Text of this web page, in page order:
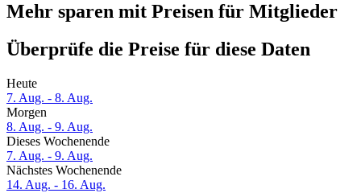
Mehr sparen mit Preisen für Mitglieder
Überprüfe die Preise für diese Daten
Heute
7. Aug. - 8. Aug.
Morgen
8. Aug. - 9. Aug.
Dieses Wochenende
7. Aug. - 9. Aug.
Nächstes Wochenende
14. Aug. - 16. Aug.